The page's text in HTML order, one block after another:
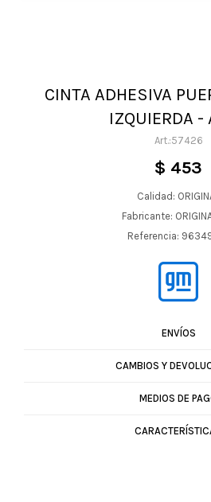
CINTA ADHESIVA
IZQUIERDA -
57426
$ 453
Calidad:
Fabricante:
Referencia:
ENVÍOS
CAMBIOS Y
MEDIOS DE